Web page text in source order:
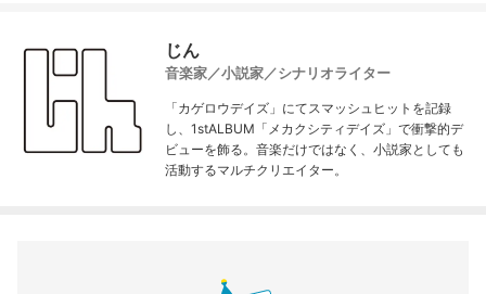
じん
音楽家／小説家／シナリオライター
「カゲロウデイズ」にてスマッシュヒットを記録
し、1stALBUM「メカクシティデイズ」で衝撃的デ
ビューを飾る。音楽だけではなく、小説家としても
活動するマルチクリエイター。